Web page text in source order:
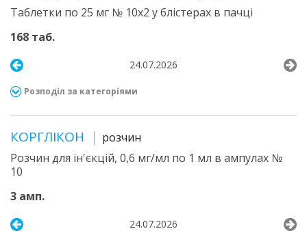
Таблетки по 25 мг № 10х2 у блістерах в пачці
168 таб.
24.07.2026
Розподіл за категоріями
КОРГЛІКОН
розчин
Розчин для ін'єкцій, 0,6 мг/мл по 1 мл в ампулах №
10
3 амп.
24.07.2026